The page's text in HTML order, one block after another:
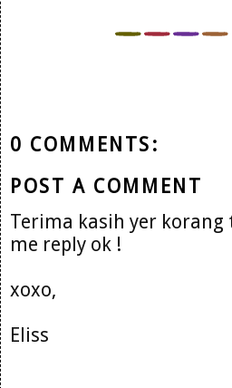
0 COMMENTS:
POST A COMMENT
Terima kasih yer korang
me reply ok !
xoxo,
Eliss